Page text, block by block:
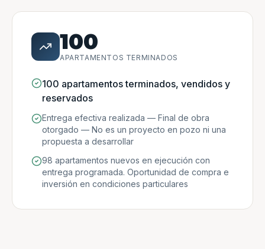
100
APARTAMENTOS TERMINADOS
100 apartamentos terminados, vendidos y
reservados
Entrega efectiva realizada — Final de obra
otorgado — No es un proyecto en pozo ni una
propuesta a desarrollar
98 apartamentos nuevos en ejecución con
entrega programada. Oportunidad de compra e
inversión en condiciones particulares